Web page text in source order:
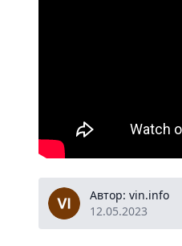
vin.infoАвтор: vin.info
12.05.2023